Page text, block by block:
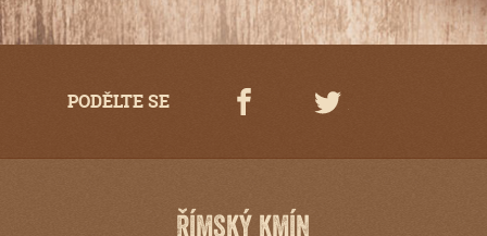
PODĚLTE SE Share on facebook
Římský kmín